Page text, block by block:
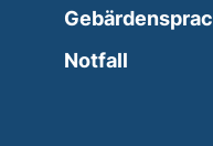
a new window)
Notfall